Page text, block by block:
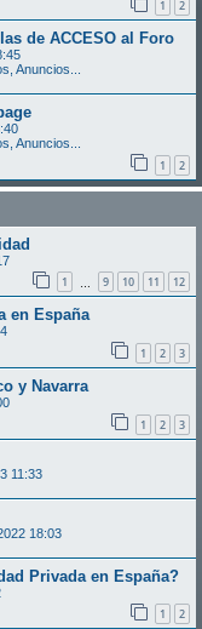
1 2
de ACCESO al Foro
Anuncios...
Anuncios...
1 2
1 9 10 11 12
en España
1 2 3
y Navarra
1 2 3
11:33
18:03
Privada en España?
1 2